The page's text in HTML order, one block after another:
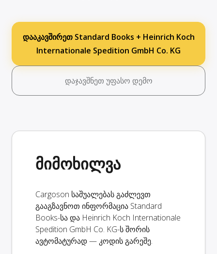
დააკავშირეთ Standard Books + Heinrich Koch
Internationale Spedition GmbH Co. KG
დაჯავშნეთ უფასო დემო
მიმოხილვა
Cargoson საშუალებას გაძლევთ
გააგზავნოთ ინფორმაცია Standard
Books-სა და Heinrich Koch Internationale
Spedition GmbH Co. KG-ს შორის
ავტომატურად — კოდის გარეშე.